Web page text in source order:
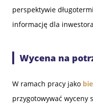
perspektywie
informację dla
Wycena na
W ramach pracy jako
przygotowywać wyceny